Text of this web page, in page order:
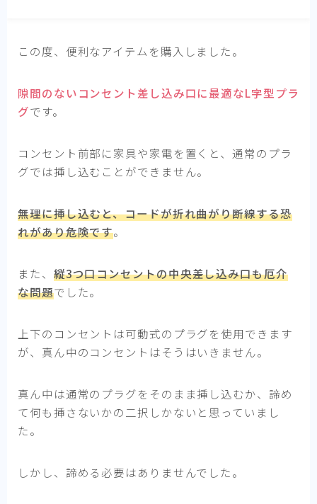
この度、便利なアイテムを購入しました。
隙間のないコンセント差し込み口に最適なL字型プラ
グです。
コンセント前部に家具や家電を置くと、通常のプラ
グでは挿し込むことができません。
無理に挿し込むと、コードが折れ曲がり断線する恐
れがあり危険です。
また、 縦3つ口コンセントの中央差し込み口も厄介
な問題でした。
上下のコンセントは可動式のプラグを使用できます
が、真ん中のコンセントはそうはいきません。
真ん中は通常のプラグをそのまま挿し込むか、諦め
て何も挿さないかの二択しかないと思っていまし
た。
しかし、諦める必要はありませんでした。